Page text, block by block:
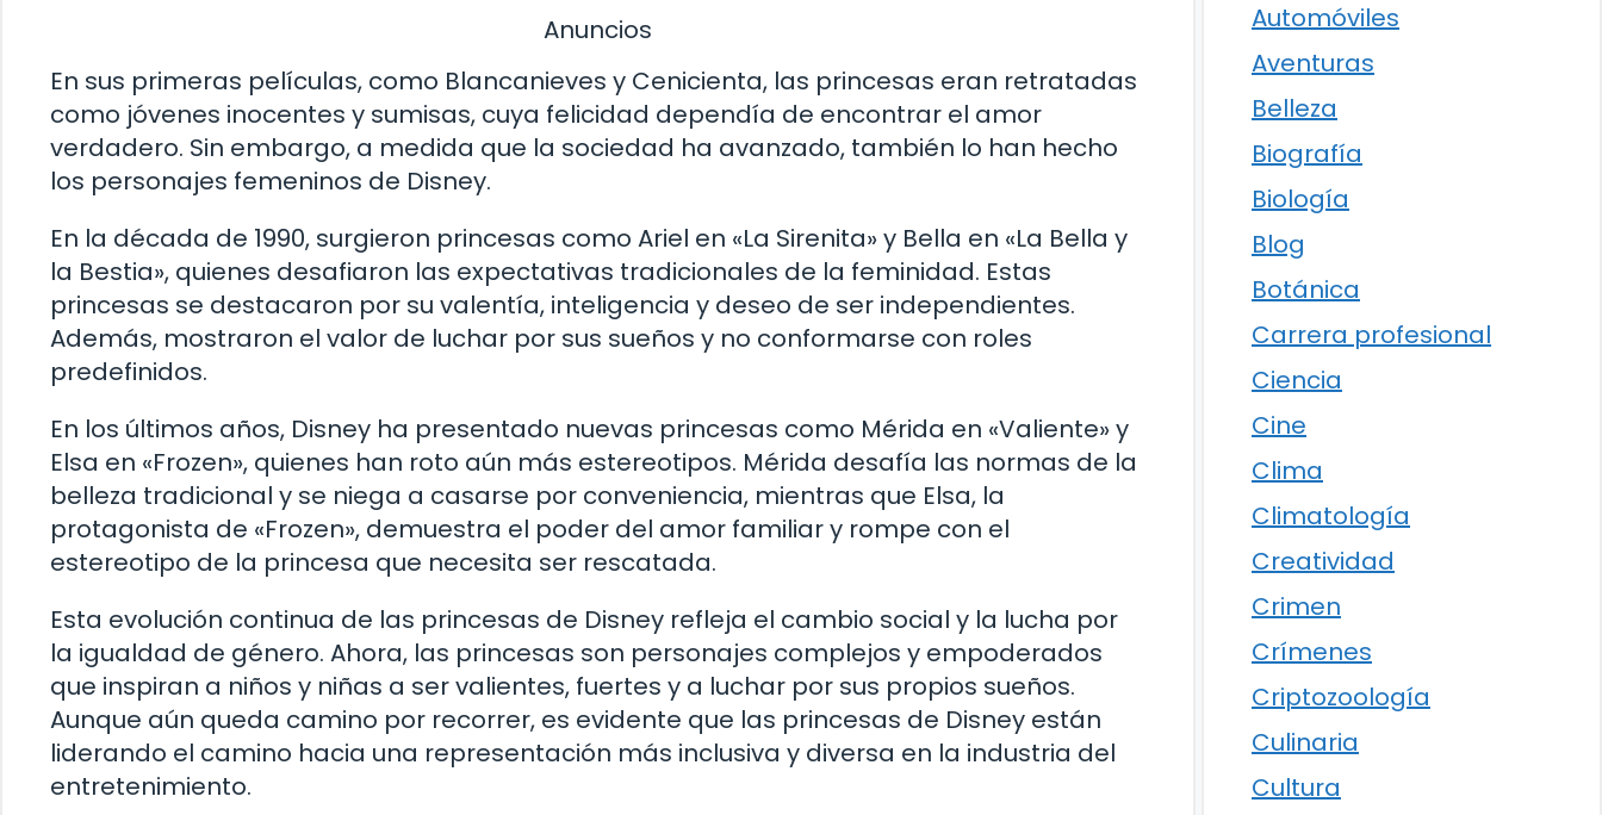
Anuncios
En sus primeras películas, como Blancanieves y Cenicienta, las princesas eran retratadas
como jóvenes inocentes y sumisas, cuya felicidad dependía de encontrar el amor
verdadero. Sin embargo, a medida que la sociedad ha avanzado, también lo han hecho
los personajes femeninos de Disney.
En la década de 1990, surgieron princesas como Ariel en «La Sirenita» y Bella en «La Bella y
la Bestia», quienes desafiaron las expectativas tradicionales de la feminidad. Estas
princesas se destacaron por su valentía, inteligencia y deseo de ser independientes.
Además, mostraron el valor de luchar por sus sueños y no conformarse con roles
predefinidos.
En los últimos años, Disney ha presentado nuevas princesas como Mérida en «Valiente» y
Elsa en «Frozen», quienes han roto aún más estereotipos. Mérida desafía las normas de la
belleza tradicional y se niega a casarse por conveniencia, mientras que Elsa, la
protagonista de «Frozen», demuestra el poder del amor familiar y rompe con el
estereotipo de la princesa que necesita ser rescatada.
Esta evolución continua de las princesas de Disney refleja el cambio social y la lucha por
la igualdad de género. Ahora, las princesas son personajes complejos y empoderados
que inspiran a niños y niñas a ser valientes, fuertes y a luchar por sus propios sueños.
Aunque aún queda camino por recorrer, es evidente que las princesas de Disney están
liderando el camino hacia una representación más inclusiva y diversa en la industria del
entretenimiento.
Automóviles
Aventuras
Belleza
Biografía
Biología
Blog
Botánica
Carrera profesional
Ciencia
Cine
Clima
Climatología
Creatividad
Crimen
Crímenes
Criptozoología
Culinaria
Cultura